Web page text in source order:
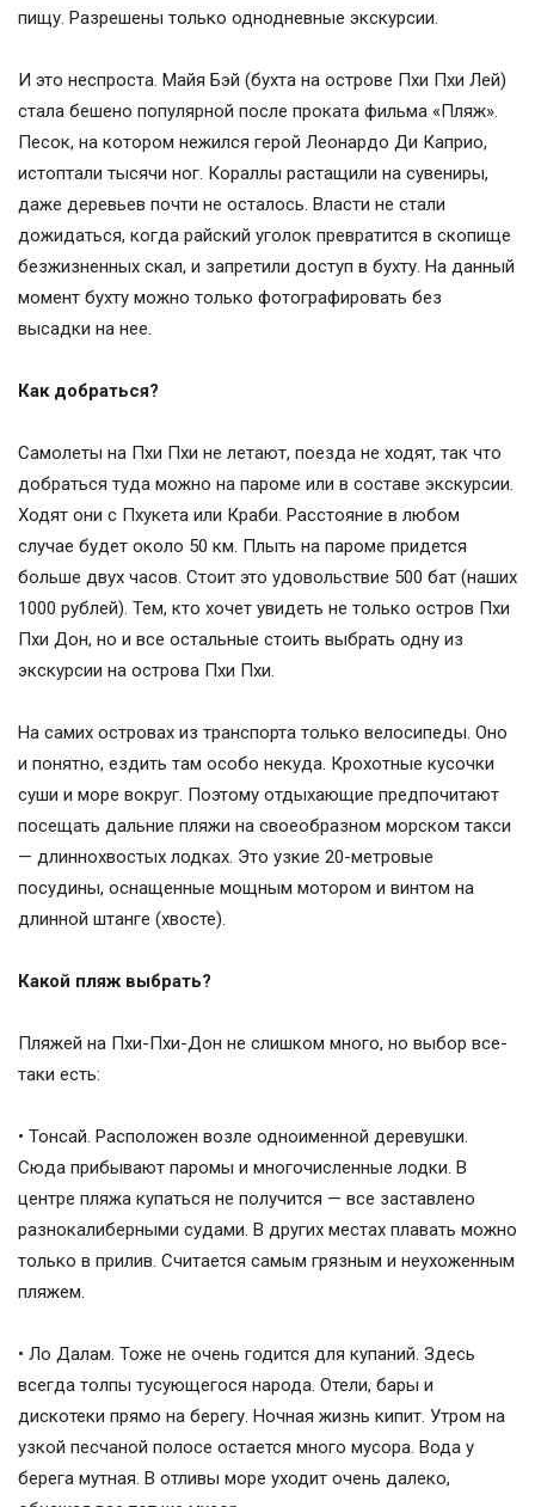
пищу. Разрешены только однодневные экскурсии.
И это неспроста. Майя Бэй (бухта на острове Пхи Пхи Лей)
стала бешено популярной после проката фильма «Пляж».
Песок, на котором нежился герой Леонардо Ди Каприо,
истоптали тысячи ног. Кораллы растащили на сувениры,
даже деревьев почти не осталось. Власти не стали
дожидаться, когда райский уголок превратится в скопище
безжизненных скал, и запретили доступ в бухту. На данный
момент бухту можно только фотографировать без
высадки на нее.
Как добраться?
Самолеты на Пхи Пхи не летают, поезда не ходят, так что
добраться туда можно на пароме или в составе экскурсии.
Ходят они с Пхукета или Краби. Расстояние в любом
случае будет около 50 км. Плыть на пароме придется
больше двух часов. Стоит это удовольствие 500 бат (наших
1000 рублей). Тем, кто хочет увидеть не только остров Пхи
Пхи Дон, но и все остальные стоить выбрать одну из
экскурсии на острова Пхи Пхи.
На самих островах из транспорта только велосипеды. Оно
и понятно, ездить там особо некуда. Крохотные кусочки
суши и море вокруг. Поэтому отдыхающие предпочитают
посещать дальние пляжи на своеобразном морском такси
— длиннохвостых лодках. Это узкие 20-метровые
посудины, оснащенные мощным мотором и винтом на
длинной штанге (хвосте).
Какой пляж выбрать?
Пляжей на Пхи-Пхи-Дон не слишком много, но выбор все-
таки есть:
• Тонсай. Расположен возле одноименной деревушки.
Сюда прибывают паромы и многочисленные лодки. В
центре пляжа купаться не получится — все заставлено
разнокалиберными судами. В других местах плавать можно
только в прилив. Считается самым грязным и неухоженным
пляжем.
• Ло Далам. Тоже не очень годится для купаний. Здесь
всегда толпы тусующегося народа. Отели, бары и
дискотеки прямо на берегу. Ночная жизнь кипит. Утром на
узкой песчаной полосе остается много мусора. Вода у
берега мутная. В отливы море уходит очень далеко,